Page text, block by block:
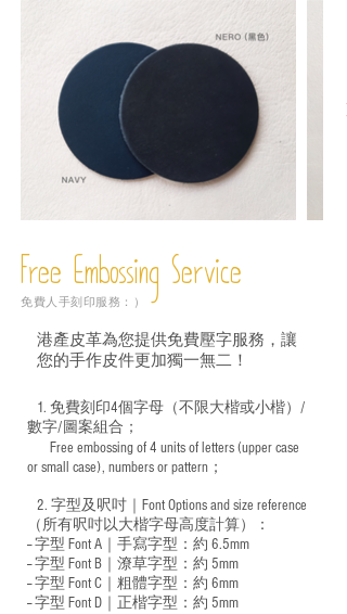
Free Embossing Service
免費人手刻印服務：）
港產皮革為您提供免費壓字服務，讓
您的手作皮件更加獨一無二！
1. 免費刻印4個字母（不限大楷或小楷）/
數字/圖案組合；
Free embossing of 4 units of letters (upper case
or small case), numbers or pattern；
2. 字型及呎吋｜ Font Options and size reference
（所有呎吋以大楷字母高度計算）：
-- 字型 Font A｜手寫字型：約 6.5mm
-- 字型 Font B｜潦草字型： 約 5mm
-- 字型 Font C｜粗體字型：約 6mm
-- 字型 Font D｜正楷字型： 約 5mm